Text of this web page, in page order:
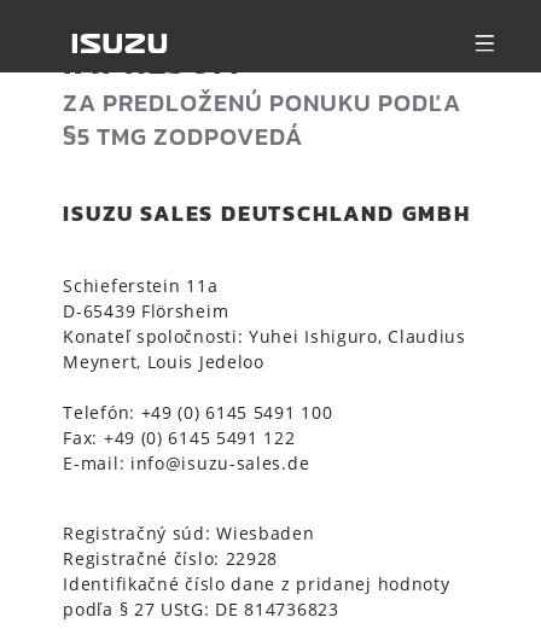
IMPRESUM
ZA PREDLOŽENÚ PONUKU PODĽA
§5 TMG ZODPOVEDÁ
ISUZU SALES DEUTSCHLAND GMBH
Schieferstein 11a
D-65439 Flörsheim
Konateľ spoločnosti:Yuhei Ishiguro, Claudius
Meynert, Louis Jedeloo
Telefón: +49 (0) 6145 5491 100
Fax: +49 (0) 6145 5491 122
E-mail: info@isuzu-sales.de
Registračný súd: Wiesbaden
Registračné číslo: 22928
Identifikačné číslo dane z pridanej hodnoty
podľa § 27 UStG: DE 814736823